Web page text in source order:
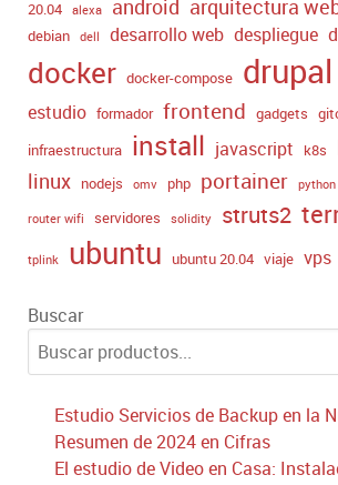
20.04 alexa android arquitectura
debian dell desarrollo web despliegue
docker docker-compose drupal
estudio formador frontend gadgets
infraestructura install javascript k8s
linux nodejs omv php portainer python
router wifi servidores solidity struts2
tplink ubuntu ubuntu 20.04 viaje vps
Buscar
Estudio Servicios de Backup en la
Resumen de 2024 en Cifras
El estudio de Video en Casa: